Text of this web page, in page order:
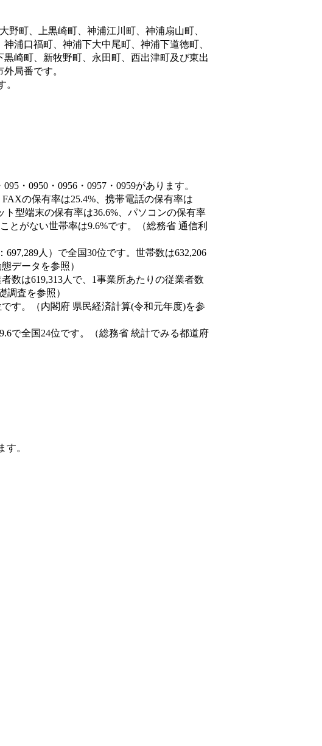
野町、上黒崎町、神浦江川町、神浦扇山町、
浦口福町、神浦下大中尾町、神浦下道徳町、
崎町、新牧野町、永田町、西出津町及び東出
局番です。
。
・0950・0956・0957・0959があります。
の保有率は25.4%、携帯電話の保有率は
ト型端末の保有率は36.6%、パソコンの保有率
とがない世帯率は9.6%です。（総務省 通信利
人）で全国30位です。世帯数は632,206
データを参照）
数は619,313人で、1事業所あたりの従業者数
調査を参照）
す。（内閣府 県民経済計算(令和元年度)を参
で全国24位です。（総務省 統計でみる都道府
す。